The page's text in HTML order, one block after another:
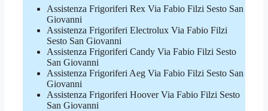
Assistenza Frigoriferi Rex Via Fabio Filzi Sesto San
Giovanni
Assistenza Frigoriferi Electrolux Via Fabio Filzi
Sesto San Giovanni
Assistenza Frigoriferi Candy Via Fabio Filzi Sesto
San Giovanni
Assistenza Frigoriferi Aeg Via Fabio Filzi Sesto San
Giovanni
Assistenza Frigoriferi Hoover Via Fabio Filzi Sesto
San Giovanni